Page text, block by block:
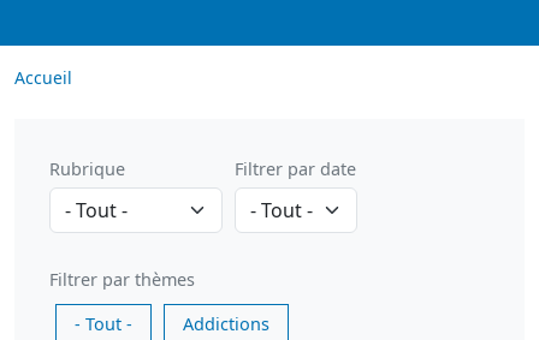
Accueil
Rubrique Filtrer par date
Filtrer par thèmes
- Tout -
Addictions